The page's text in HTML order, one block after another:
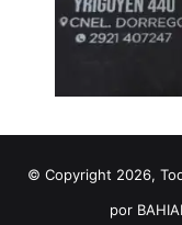
© Copyright 2026,
por